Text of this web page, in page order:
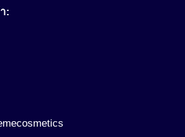
Surfactant
(Emulsifier Wax)
(Film Forming Agent)
มุก (Pearlizing Agent)
(Active)
: